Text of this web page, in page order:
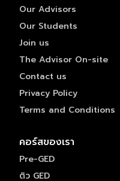
Our Advisors
Our Students
Join us
The Advisor On-site
Contact us
Privacy Policy
Terms and Conditions
คอร์สของเรา
Pre-GED
ติว GED